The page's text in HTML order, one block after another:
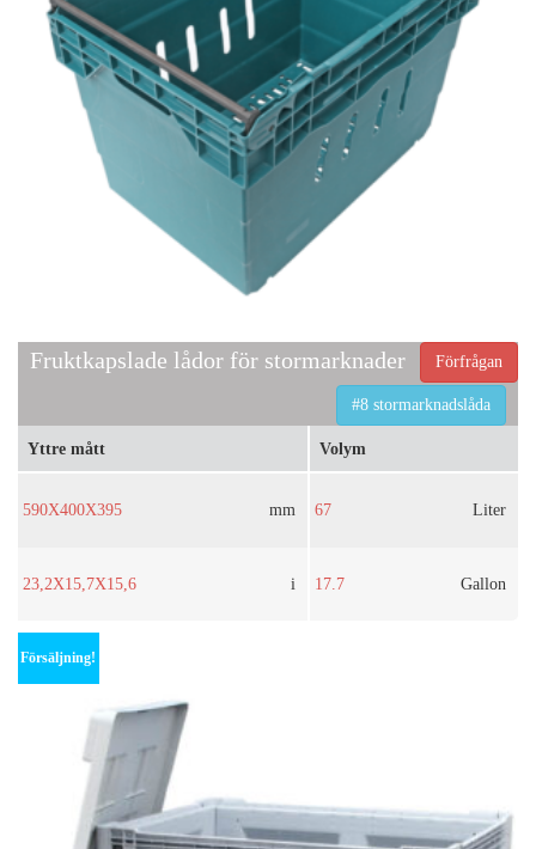
Fruktkapslade lådor för stormarknader Förfrågan
#8 stormarknadslåda
Yttre mått
590X400X395 mm
23,2X15,7X15,6 i
Volym
67 Liter
17.7 Gallon
Försäljning!